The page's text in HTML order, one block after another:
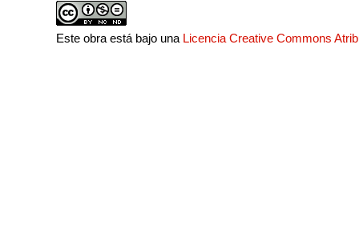
Este obra está bajo una Licencia Creative Commons